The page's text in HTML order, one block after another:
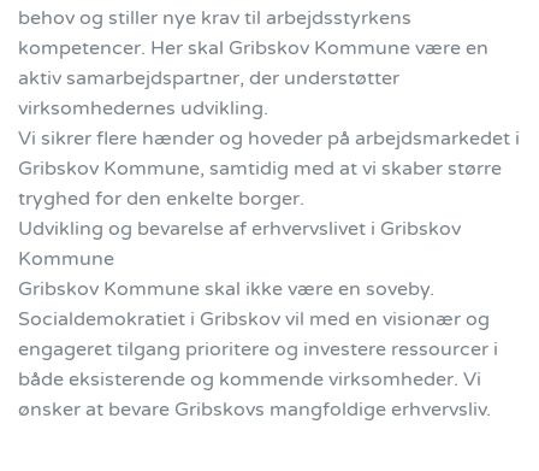
behov og stiller nye krav til arbejdsstyrkens
kompetencer. Her skal Gribskov Kommune være en
aktiv samarbejdspartner, der understøtter
virksomhedernes udvikling.
Vi sikrer flere hænder og hoveder på arbejdsmarkedet i
Gribskov Kommune, samtidig med at vi skaber større
tryghed for den enkelte borger.
Udvikling og bevarelse af erhvervslivet i Gribskov
Kommune
Gribskov Kommune skal ikke være en soveby.
Socialdemokratiet i Gribskov vil med en visionær og
engageret tilgang prioritere og investere ressourcer i
både eksisterende og kommende virksomheder. Vi
ønsker at bevare Gribskovs mangfoldige erhvervsliv.